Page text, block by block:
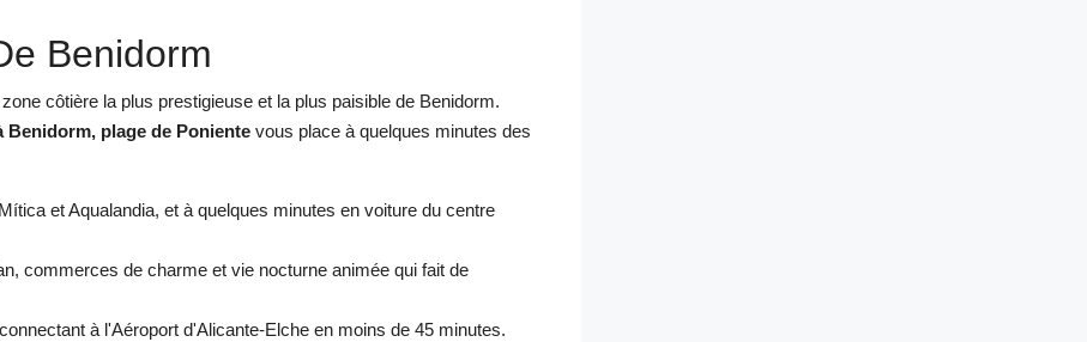
Benidorm
côtière la plus prestigieuse et la plus paisible de Benidorm.
Benidorm, plage de Poniente vous place à quelques minutes des
et Aqualandia, et à quelques minutes en voiture du centre
commerces de charme et vie nocturne animée qui fait de
à l'Aéroport d'Alicante-Elche en moins de 45 minutes.